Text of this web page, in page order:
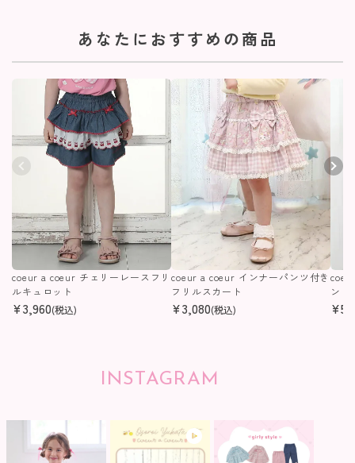
あなたにおすすめの商品
coeur a coeur チェリーレースフリ
ルキュロット
¥3,960(税込)
coeur a coeur インナーパンツ付き
フリルスカート
¥3,080(税込)
ンピ
¥
INSTAGRAM